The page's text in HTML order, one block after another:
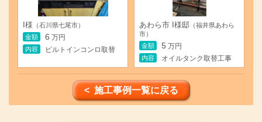
I様 （石川県七尾市）
金額
6 万円
内容
ビルトインコンロ取替
あわら市 I様邸 （福井県あわら
市）
金額
5 万円
内容
オイルタンク取替工事
< 施工事例一覧に戻る